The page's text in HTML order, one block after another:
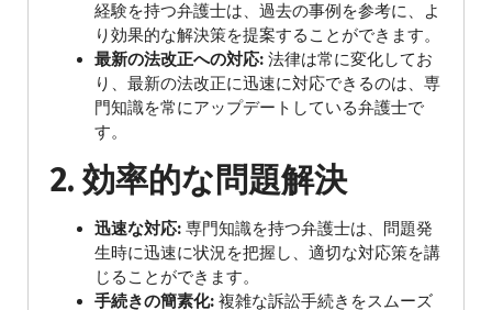
経験を持つ弁護士は、過去の事例を参考に、よ
り効果的な解決策を提案することができます。
最新の法改正への対応: 法律は常に変化してお
り、最新の法改正に迅速に対応できるのは、専
門知識を常にアップデートしている弁護士で
す。
2. 効率的な問題解決
迅速な対応: 専門知識を持つ弁護士は、問題発
生時に迅速に状況を把握し、適切な対応策を講
じることができます。
手続きの簡素化: 複雑な訴訟手続きをスムーズ